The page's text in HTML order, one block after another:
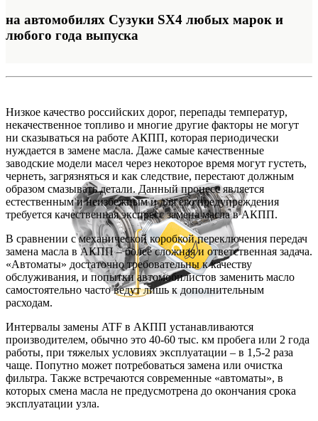
на автомобилях Сузуки SX4 любых марок и
любого года выпуска
Низкое качество российских дорог, перепады температур,
некачественное топливо и многие другие факторы не могут
ни сказываться на работе АКПП, которая периодически
нуждается в замене масла. Даже самые качественные
заводские модели масел через некоторое время могут густеть,
чернеть, загрязняться и как следствие, перестают должным
образом смазывать детали. Данный процесс является
естественным и неизбежным и для его предупреждения
требуется качественная экспресс замена масла в АКПП.
В сравнении с механической коробкой переключения передач
замена масла в АКПП – более сложная и ответственная задача.
«Автоматы» достаточно требовательны к качеству
обслуживания, и попытки автомобилистов заменить масло
самостоятельно часто ведут лишь к дополнительным
расходам.
Интервалы замены ATF в АКПП устанавливаются
производителем, обычно это 40-60 тыс. км пробега или 2 года
работы, при тяжелых условиях эксплуатации – в 1,5-2 раза
чаще. Попутно может потребоваться замена или очистка
фильтра. Также встречаются современные «автоматы», в
которых смена масла не предусмотрена до окончания срока
эксплуатации узла.